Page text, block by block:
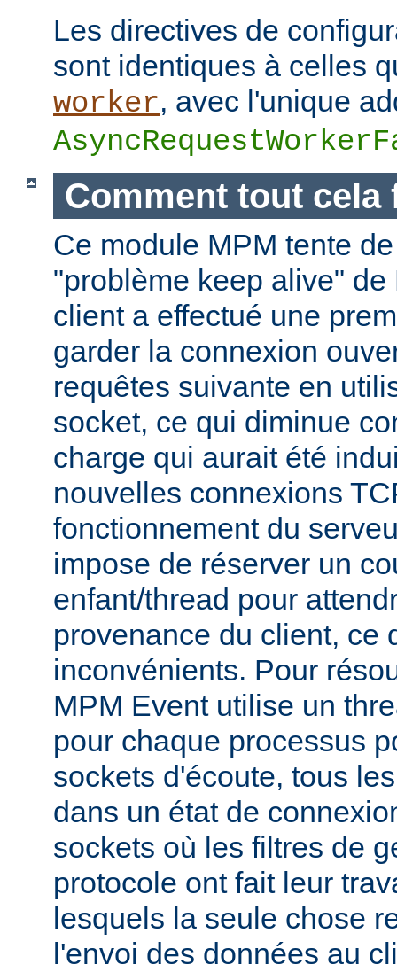
Les directives de
sont identiques à celles
worker, avec l'unique
Comment tout cela
Ce module MPM tente
"problème keep alive" de
client a effectué une
garder la connexion
requêtes suivante en
socket, ce qui diminue
charge qui aurait été
nouvelles connexions
fonctionnement du
impose de réserver un
enfant/thread pour
provenance du client, ce
inconvénients. Pour
MPM Event utilise un
pour chaque processus
sockets d'écoute, tous
dans un état de
sockets où les filtres de
protocole ont fait leur
lesquels la seule chose
l'envoi des données au